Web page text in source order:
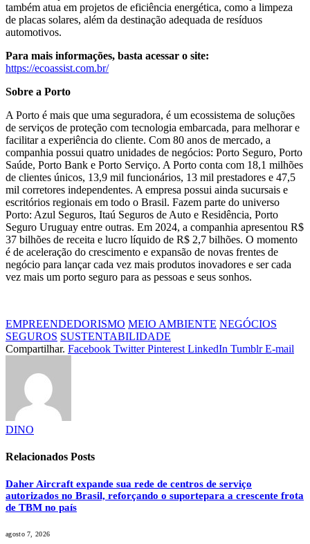
também atua em projetos de eficiência energética, como a limpeza
de placas solares, além da destinação adequada de resíduos
automotivos.
Para mais informações, basta acessar o site:
https://ecoassist.com.br/
Sobre a Porto
A Porto é mais que uma seguradora, é um ecossistema de soluções
de serviços de proteção com tecnologia embarcada, para melhorar e
facilitar a experiência do cliente. Com 80 anos de mercado, a
companhia possui quatro unidades de negócios: Porto Seguro, Porto
Saúde, Porto Bank e Porto Serviço. A Porto conta com 18,1 milhões
de clientes únicos, 13,9 mil funcionários, 13 mil prestadores e 47,5
mil corretores independentes. A empresa possui ainda sucursais e
escritórios regionais em todo o Brasil. Fazem parte do universo
Porto: Azul Seguros, Itaú Seguros de Auto e Residência, Porto
Seguro Uruguay entre outras. Em 2024, a companhia apresentou R$
37 bilhões de receita e lucro líquido de R$ 2,7 bilhões. O momento
é de aceleração do crescimento e expansão de novas frentes de
negócio para lançar cada vez mais produtos inovadores e ser cada
vez mais um porto seguro para as pessoas e seus sonhos.
EMPREENDEDORISMO MEIO AMBIENTE NEGÓCIOS
SEGUROS SUSTENTABILIDADE
Compartilhar. Facebook Twitter Pinterest LinkedIn Tumblr E-mail
DINO
Relacionados Posts
Daher Aircraft expande sua rede de centros de serviço
autorizados no Brasil, reforçando o suportepara a crescente frota
de TBM no país
agosto 7, 2026